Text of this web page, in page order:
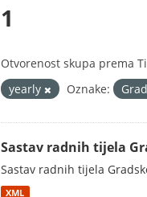
1
Otvorenost skupa prema
yearly
Oznake:
Sastav radnih tijela
Sastav radnih tijela
XML